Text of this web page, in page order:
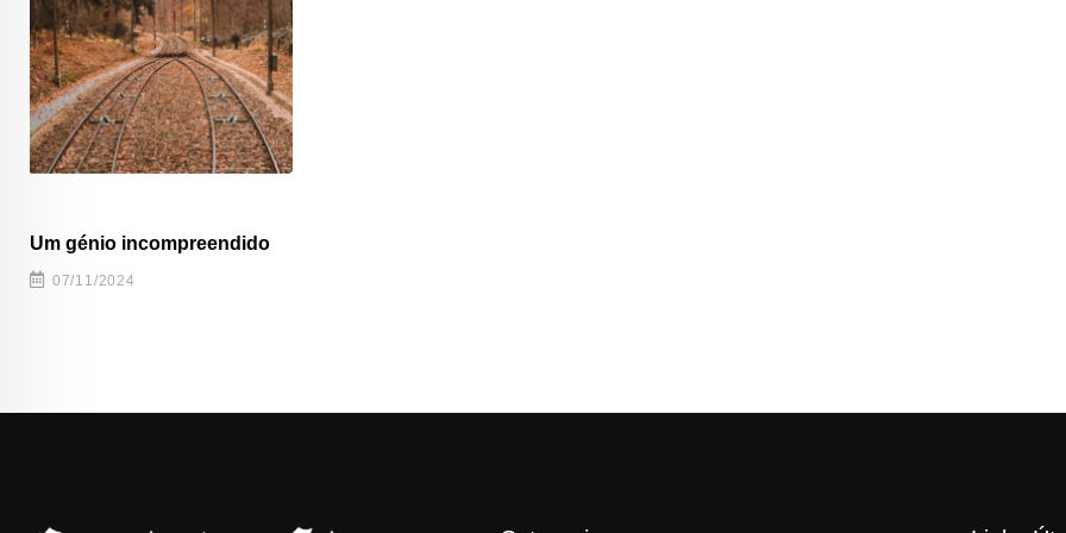
Um génio incompreendido
07/11/2024